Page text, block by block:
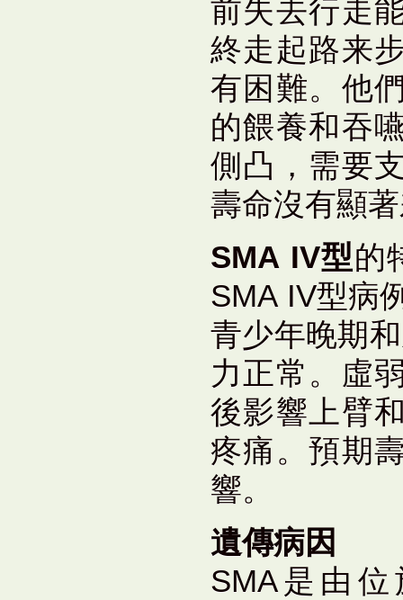
前失去行走
終走起路来
有困難。他
的餵養和吞
側凸，需要
壽命沒有顯
SMA IV型的
SMA IV型病
青少年晚期
力正常。虛
後影響上臂
疼痛。預期
響。
遺傳病因
SMA是由